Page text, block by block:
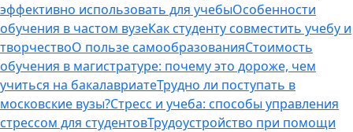
эффективно использовать для учебыОсобенности
обучения в частом вузеКак студенту совместить учебу и
творчествоО пользе самообразованияСтоимость
обучения в магистратуре: почему это дороже, чем
учиться на бакалавриатеТрудно ли поступать в
московские вузы?Стресс и учеба: способы управления
стрессом для студентовТрудоустройство при помощи